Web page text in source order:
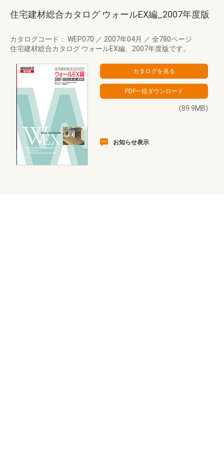
住宅建材総合カタログ ウォールEX編_2007年度版
カタログコード： WEP070 ／ 2007年04月 ／ 全780ページ
住宅建材総合カタログ ウォールEX編、2007年度版です。
(89.9MB)
お知らせ表示